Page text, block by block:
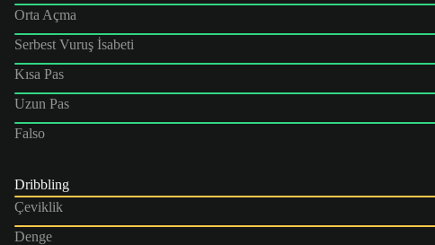
Orta Açma
Serbest Vuruş İsabeti
Kısa Pas
Uzun Pas
Falso
Dribbling
Çeviklik
Denge